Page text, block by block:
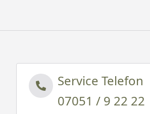
Service Telefon
07051 / 9 22 22